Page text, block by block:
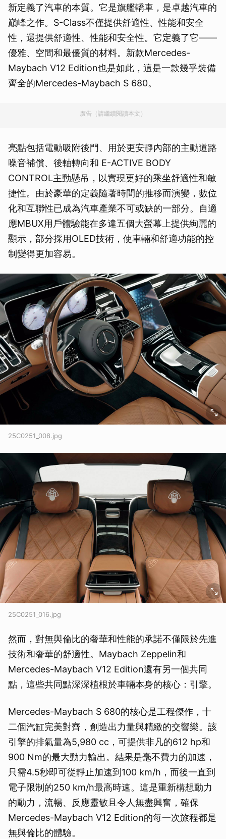
新定義了汽車的本質。它是旗艦轎車，是卓越汽車的
巔峰之作。S-Class不僅提供舒適性、性能和安全
性，還提供舒適性、性能和安全性。它定義了它——
優雅、空間和最優質的材料。新款Mercedes-
Maybach V12 Edition也是如此，這是一款幾乎裝備
齊全的Mercedes-Maybach S 680。
廣告（請繼續閱讀本文）
亮點包括電動吸附後門、用於更安靜內部的主動道路
噪音補償、後軸轉向和 E-ACTIVE BODY
CONTROL主動懸吊，以實現更好的乘坐舒適性和敏
捷性。由於豪華的定義隨著時間的推移而演變，數位
化和互聯性已成為汽車產業不可或缺的一部分。自適
應MBUX用戶體驗能在多達五個大螢幕上提供絢麗的
顯示，部分採用OLED技術，使車輛和舒適功能的控
制變得更加容易。
25C0251_008.jpg
25C0251_016.jpg
然而，對無與倫比的奢華和性能的承諾不僅限於先進
技術和奢華的舒適性。Maybach Zeppelin和
Mercedes-Maybach V12 Edition還有另一個共同
點，這些共同點深深植根於車輛本身的核心：引擎。
Mercedes-Maybach S 680的核心是工程傑作，十
二個汽缸完美對齊，創造出力量與精緻的交響樂。該
引擎的排氣量為5,980 cc，可提供非凡的612 hp和
900 Nm的最大動力輸出。結果是毫不費力的加速，
只需4.5秒即可從靜止加速到100 km/h，而後一直到
電子限制的250 km/h最高時速。這是重新構想動力
的動力，流暢、反應靈敏且令人無盡興奮，確保
Mercedes-Maybach V12 Edition的每一次旅程都是
無與倫比的體驗。